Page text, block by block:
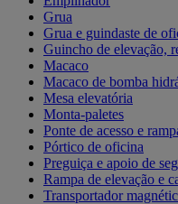
Grua
Grua e guindaste de
Guincho de elevação,
Macaco
Macaco de bomba
Mesa elevatória
Monta-paletes
Ponte de acesso e
Pórtico de oficina
Preguiça e apoio de
Rampa de elevação e
Transportador